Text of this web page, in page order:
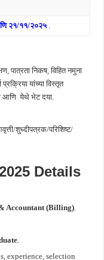
२१/११/२०२५.
पात्रता निकष, विहित नमुना
यांच्या विस्तृत
आणि येथे भेट दया.
शुध्दीपत्रक/परिशिष्ट/
Details
Accountant (Billing)
experience, selection